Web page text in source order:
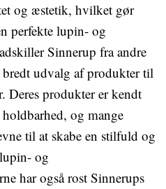
og æstetik, hvilket gør
perfekte lupin- og
Sinnerup fra andre
udvalg af produkter til
Deres produkter er kendt
og mange
til at skabe en stilfuld og
og
har også rost Sinnerups